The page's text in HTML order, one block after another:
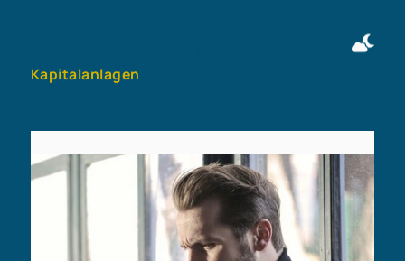
Kapitalanlagen